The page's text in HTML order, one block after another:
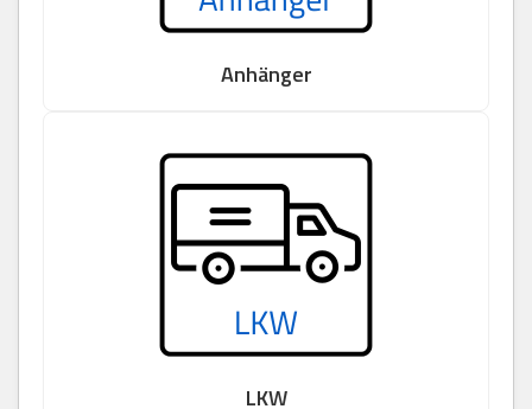
Anhänger
LKW